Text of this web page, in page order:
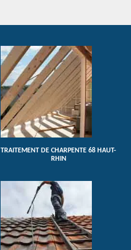
TRAITEMENT DE CHARPENTE 68 HAUT-
RHIN